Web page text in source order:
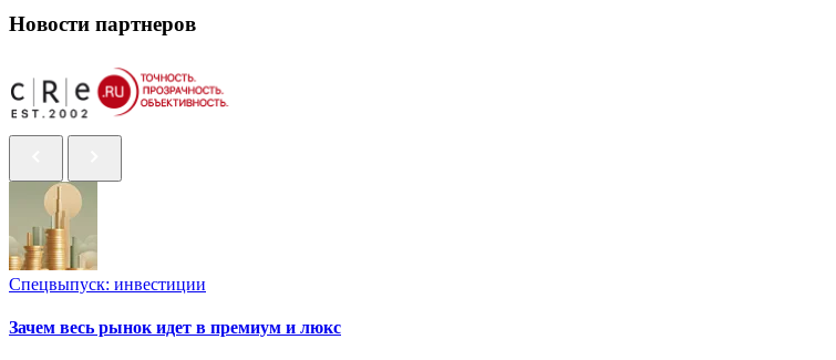
Новости партнеров
Спецвыпуск: инвестиции
Зачем весь рынок идет в премиум и люкс